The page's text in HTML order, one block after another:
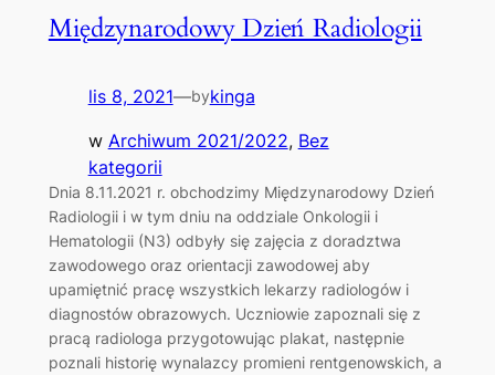
Międzynarodowy Dzień Radiologii
lis 8, 2021—bykinga
w Archiwum 2021/2022, Bez
kategorii
Dnia 8.11.2021 r. obchodzimy Międzynarodowy Dzień
Radiologii i w tym dniu na oddziale Onkologii i
Hematologii (N3) odbyły się zajęcia z doradztwa
zawodowego oraz orientacji zawodowej aby
upamiętnić pracę wszystkich lekarzy radiologów i
diagnostów obrazowych. Uczniowie zapoznali się z
pracą radiologa przygotowując plakat, następnie
poznali historię wynalazcy promieni rentgenowskich, a